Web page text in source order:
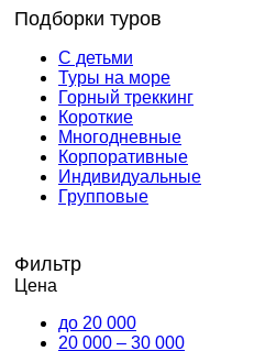
Подборки туров
С детьми
Туры на море
Горный треккинг
Короткие
Многодневные
Корпоративные
Индивидуальные
Групповые
Фильтр
Цена
до 20 000
20 000 – 30 000